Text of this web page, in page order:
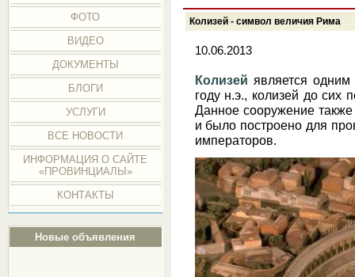
ФОТО
ВИДЕО
ДОКУМЕНТЫ
БЛОГИ
УСЛУГИ
ВСЕ НОВОСТИ
ИНФОРМАЦИЯ О САЙТЕ
«ПРОВИНЦИАЛЫ»
КОНТАКТЫ
Новые объявления
Колизей - символ величия Рима
10.06.2013
Колизей является
году н.э., колизей до сих
Данное сооружение
и было построено для
императоров.